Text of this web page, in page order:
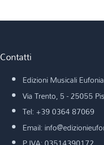
Contatti
Edizioni Musicali Eufonia
Via Trento, 5 - 25055
Tel: +39 0364 87069
Email: